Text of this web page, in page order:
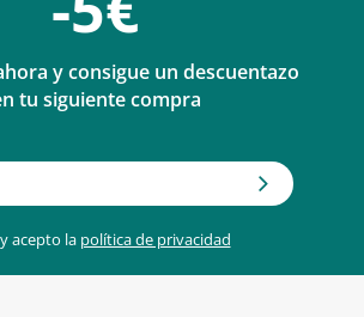
y consigue un descuentazo
tu siguiente compra
acepto la política de privacidad